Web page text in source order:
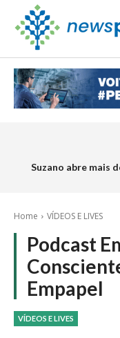
Suzano abre mais
Home VÍDEOS E LIVES
Podcast
Empapel
VÍDEOS E LIVES